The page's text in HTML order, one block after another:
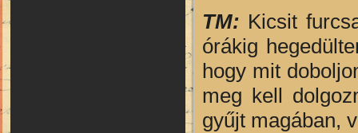
TM: Kicsit
órákig
hogy mit
meg kell
gyűjt magában,